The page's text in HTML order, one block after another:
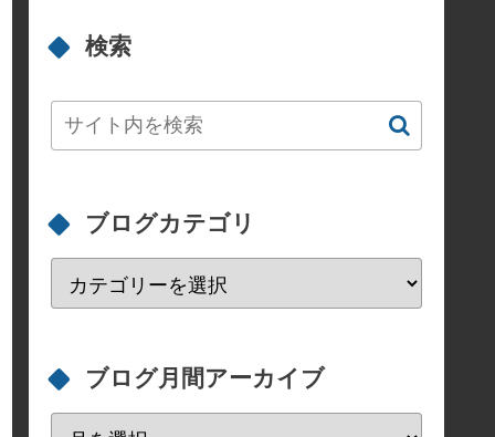
検索
ブログカテゴリ
ブログ月間アーカイブ